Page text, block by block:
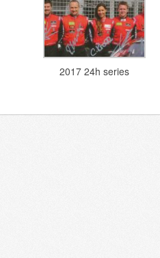
2017 24h series